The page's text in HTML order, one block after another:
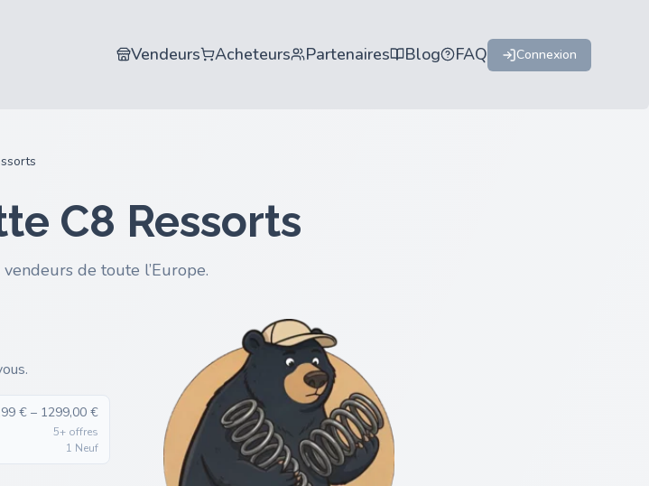
Vendeurs Acheteurs Partenaires Blog FAQ Connexion
C8 Ressorts
de toute l’Europe.
€ – 1299,00 €
5+ offres
1 Neuf